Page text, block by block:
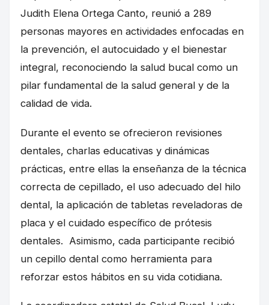
Judith Elena Ortega Canto, reunió a 289
personas mayores en actividades enfocadas en
la prevención, el autocuidado y el bienestar
integral, reconociendo la salud bucal como un
pilar fundamental de la salud general y de la
calidad de vida.
Durante el evento se ofrecieron revisiones
dentales, charlas educativas y dinámicas
prácticas, entre ellas la enseñanza de la técnica
correcta de cepillado, el uso adecuado del hilo
dental, la aplicación de tabletas reveladoras de
placa y el cuidado específico de prótesis
dentales. Asimismo, cada participante recibió
un cepillo dental como herramienta para
reforzar estos hábitos en su vida cotidiana.